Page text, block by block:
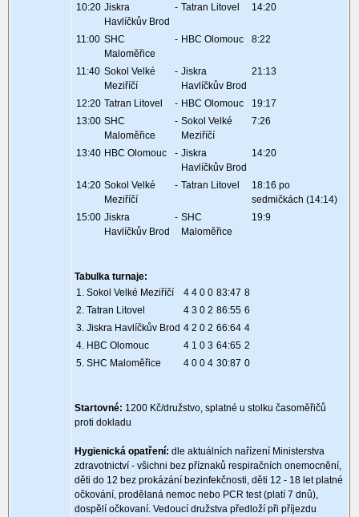
10:20 Jiskra
Havlíčkův Brod
- Tatran Litovel 14:20
11:00 SHC
Maloměřice
- HBC Olomouc 8:22
11:40 Sokol Velké
Meziříčí
- Jiskra
Havlíčkův Brod
21:13
12:20 Tatran Litovel - HBC Olomouc
19:17
13:00 SHC
Maloměřice
- Sokol Velké
Meziříčí
7:26
13:40 HBC Olomouc - Jiskra
Havlíčkův Brod
14:20
14:20 Sokol Velké
Meziříčí
- Tatran Litovel
18:16 po
sedmičkách (14:14)
15:00 Jiskra
Havlíčkův Brod
- SHC
Maloměřice
19:9
Tabulka turnaje:
1. Sokol Velké Meziříčí
4 4 0 0 83:47 8
2. Tatran Litovel
4 3 0 2 86:55 6
3. Jiskra Havlíčkův Brod 4 2 0 2 66:64 4
4. HBC Olomouc
4 1 0 3 64:65 2
5. SHC Maloměřice
4 0 0 4 30:87 0
Startovné: 1200 Kč/družstvo, splatné u stolku časoměřičů
proti dokladu
Hygienická opatření: dle aktuálních nařízení Ministerstva
zdravotnictví - všichni bez příznaků respiračních onemocnění,
děti do 12 bez prokázání bezinfekčnosti, děti 12 - 18 let platné
očkování, prodělaná nemoc nebo PCR test (platí 7 dnů),
dospělí očkovaní. Vedoucí družstva předloží při příjezdu